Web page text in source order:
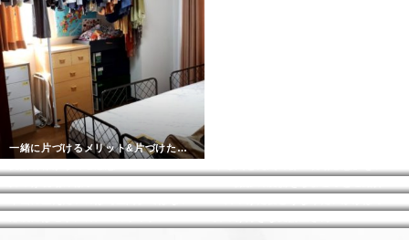
一緒に片づけるメリット&片づけた後のへんか